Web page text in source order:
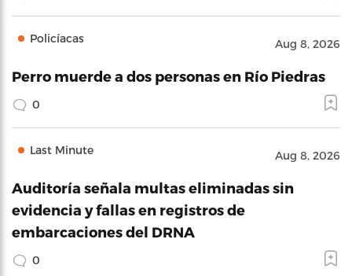
Policíacas Aug 8, 2026
Perro muerde a dos personas en Río Piedras
0
Last Minute Aug 8, 2026
Auditoría señala multas eliminadas sin
evidencia y fallas en registros de
embarcaciones del DRNA
0